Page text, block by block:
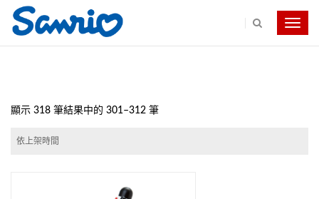
Toggle
顯示 318 筆結果中的 301–312 筆